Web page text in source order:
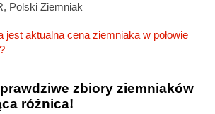
Polski Ziemniak
jest aktualna cena ziemniaka w połowie
zbiory ziemniaków
różnica!